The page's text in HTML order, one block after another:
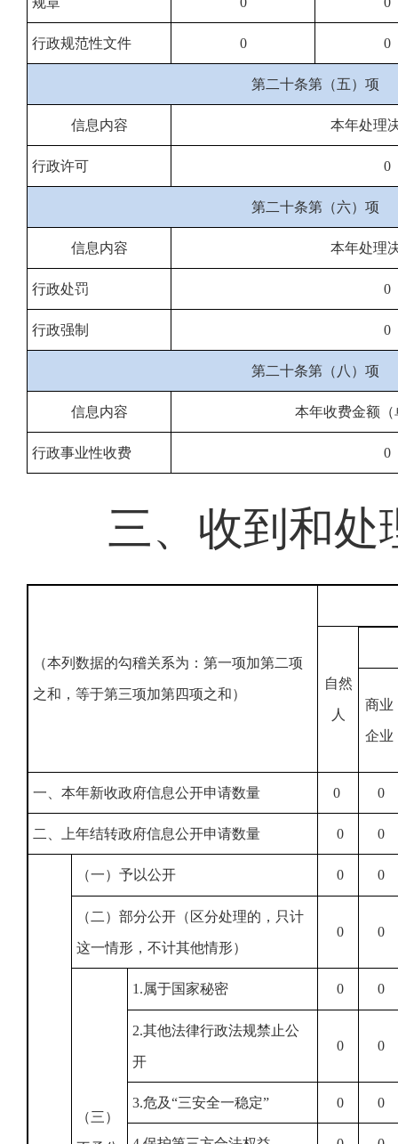
行政规范性文件 0 0
第二十条第（五）项
信息内容 本年处理
行政许可 0
第二十条第（六）项
信息内容 本年处理
行政处罚 0
行政强制 0
第二十条第（八）项
信息内容 本年收费金额
行政事业性收费 0
三、收到和处
（本列数据的勾稽关系为：第一项加第二项
之和，等于第三项加第四项之和）
自然
人
商业
企业
一、本年新收政府信息公开申请数量 0 0
二、上年结转政府信息公开申请数量 0 0
（一）予以公开 0 0
（二）部分公开（区分处理的，只计
这一情形，不计其他情形）
0 0
（三）
1.属于国家秘密 0 0
2.其他法律行政法规禁止公
开
0 0
3.危及“三安全一稳定” 0 0